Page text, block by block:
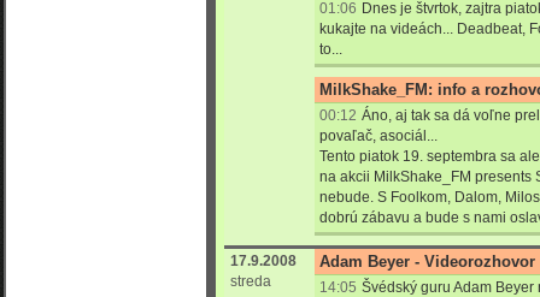
01:06 Dnes je štvrtok, zajtra
kukajte na videách... Deadbeat,
to...
MilkShake_FM: info a
00:12 Áno, aj tak sa dá voľne
povaľač, asociál...
Tento piatok 19. septembra sa
na akcii MilkShake_FM presents
nebude. S Foolkom, Dalom,
dobrú zábavu a bude s nami
17.9.2008
streda
Adam Beyer - Videorozhovor
14:05 Švédský guru Adam